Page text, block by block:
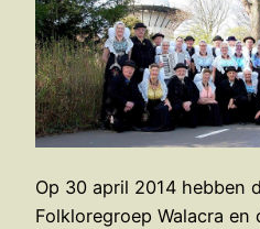
Op 30 april 2014 hebben
Folkloregroep Walacra